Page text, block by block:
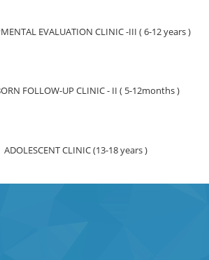
EVALUATION CLINIC -III ( 6-12 years )
FOLLOW-UP CLINIC - II ( 5-12months )
ADOLESCENT CLINIC (13-18 years )